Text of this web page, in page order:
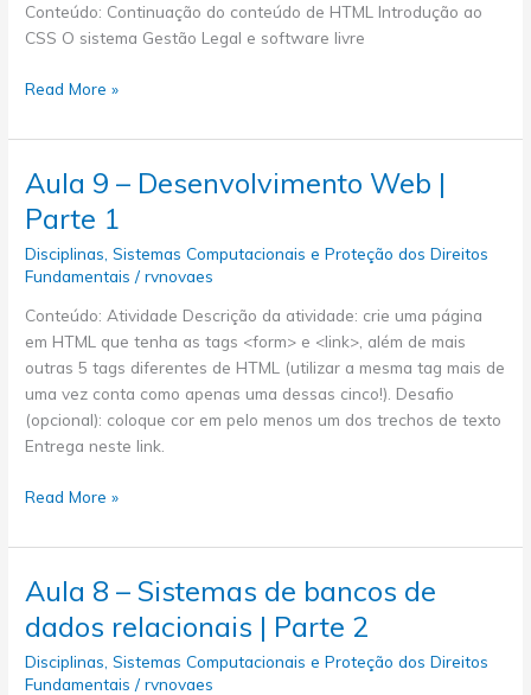
e
da
Conteúdo: Continuação do conteúdo de HTML Introdução ao
CSS O sistema Gestão Legal e software livre
Aula
–
Web
Parte
2
Read More »
Aula 9 – Desenvolvimento Web |
Parte 1
Disciplinas ,Sistemas Computacionais e Proteção dos Direitos
Fundamentais /rvnovaes
Conteúdo: Atividade Descrição da atividade: crie uma página
em HTML que tenha as tags <form> e <link>, além de mais
outras 5 tags diferentes de HTML (utilizar a mesma tag mais de
uma vez conta como apenas uma dessas cinco!). Desafio
(opcional): coloque cor em pelo menos um dos trechos de texto
Entrega neste link.
Aula
–
Web
|
Parte
1
Read More »
Aula 8 – Sistemas de bancos de
dados relacionais | Parte 2
Disciplinas ,Sistemas Computacionais e Proteção dos Direitos
Fundamentais /rvnovaes